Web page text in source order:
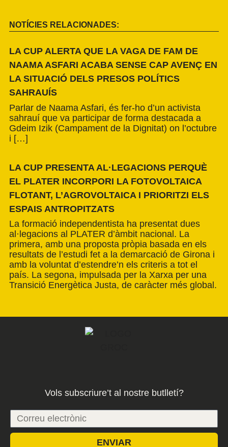
NOTÍCIES RELACIONADES:
LA CUP ALERTA QUE LA VAGA DE FAM DE
NAAMA ASFARI ACABA SENSE CAP AVENÇ EN
LA SITUACIÓ DELS PRESOS POLÍTICS
SAHRAUÍS
Parlar de Naama Asfari, és fer-ho d’un activista
sahrauí que va participar de forma destacada a
Gdeim Izik (Campament de la Dignitat) on l’octubre
i […]
LA CUP PRESENTA AL·LEGACIONS PERQUÈ
EL PLATER INCORPORI LA FOTOVOLTAICA
FLOTANT, L’AGROVOLTAICA I PRIORITZI ELS
ESPAIS ANTROPITZATS
La formació independentista ha presentat dues
al·legacions al PLATER d’àmbit nacional. La
primera, amb una proposta pròpia basada en els
resultats de l’estudi fet a la demarcació de Girona i
amb la voluntat d’estendre’n els criteris a tot el
país. La segona, impulsada per la Xarxa per una
Transició Energètica Justa, de caràcter més global.
Vols subscriure’t al nostre butlletí?
ENVIAR